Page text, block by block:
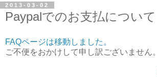
2013-03-02
Paypalでのお支払について
FAQページは移動しました。
ご不便をおかけして申し訳ございません。